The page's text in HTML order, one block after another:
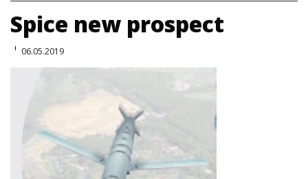
Spice new prospect
06.05.2019